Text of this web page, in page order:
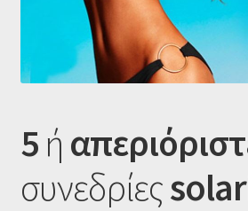
HOME
5ή
συνεδρίεςs